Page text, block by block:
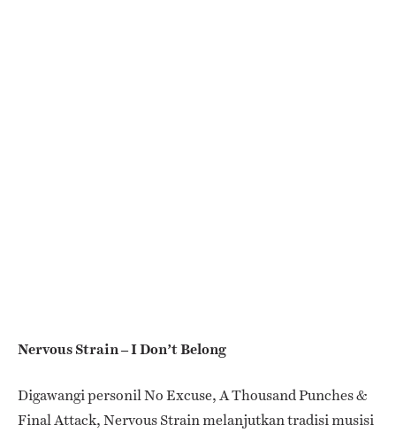
Nervous Strain – I Don’t Belong
Digawangi personil No Excuse, A Thousand Punches &
Final Attack, Nervous Strain melanjutkan tradisi musisi